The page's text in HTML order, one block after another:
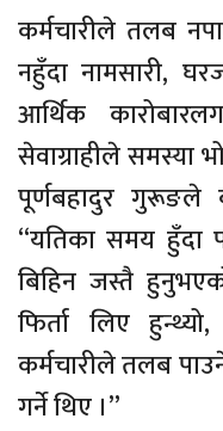
कर्मचारीले तलब
नहुँदा नामसारी,
आर्थिक
सेवाग्राहीले समस्या
पूर्णबहादुर गुरूङले
“यतिका समय हुँदा
बिहिन जस्तै
फिर्ता लिए
कर्मचारीले तलब
गर्ने थिए ।”